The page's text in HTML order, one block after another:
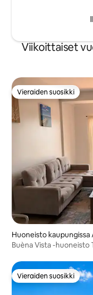
Viikoittaiset
Vieraiden suosikki
Vieraiden suosikki
Huoneisto kaupungissa
Buèna Vista -huoneisto
Vieraiden suosikki
Vieraiden suosikki